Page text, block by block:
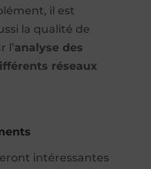
il est
la qualité de
l’analyse des
réseaux
intéressantes